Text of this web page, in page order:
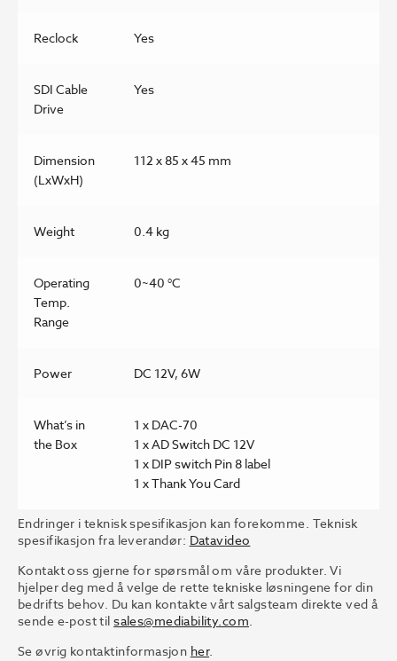
Reclock Yes
SDI Cable
Drive
Yes
Dimension
(LxWxH)
112 x 85 x 45 mm
Weight 0.4 kg
Operating
Temp.
Range
0~40 °C
Power DC 12V, 6W
What’s in
the Box
1 x DAC-70
1 x AD Switch DC 12V
1 x DIP switch Pin 8 label
1 x Thank You Card
Endringer i teknisk spesifikasjon kan forekomme. Teknisk
spesifikasjon fra leverandør: Datavideo
Kontakt oss gjerne for spørsmål om våre produkter. Vi
hjelper deg med å velge de rette tekniske løsningene for din
bedrifts behov. Du kan kontakte vårt salgsteam direkte ved å
sende e-post tilsales@mediability.com.
Se øvrig kontaktinformasjon her.